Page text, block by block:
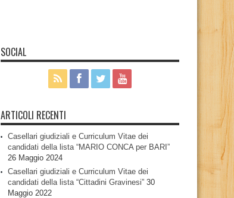
SOCIAL
ARTICOLI RECENTI
Casellari giudiziali e Curriculum Vitae dei
candidati della lista “MARIO CONCA per BARI”
26 Maggio 2024
Casellari giudiziali e Curriculum Vitae dei
candidati della lista “Cittadini Gravinesi” 30
Maggio 2022